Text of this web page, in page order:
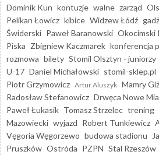
Dominik Kun kontuzje walne zarząd
Pelikan Łowicz kibice Widzew Łódź
Świderski Paweł Baranowski Okocimski
Piska Zbigniew Kaczmarek konferencja
rozmowa bilety Stomil Olsztyn - juniorzy
U-17 Daniel Michałowski stomil-sklep.pl
Piotr Grzymowicz Artur Aluszyk Mamry
Radosław Stefanowicz Drwęca Nowe
Paweł Łukasik Tomasz Strzelec trening
Mazowiecki wyjazd Robert Tunkiewicz
Vęgoria Węgorzewo budowa stadionu
Pruszków Ostróda PZPN Stal Rzeszów